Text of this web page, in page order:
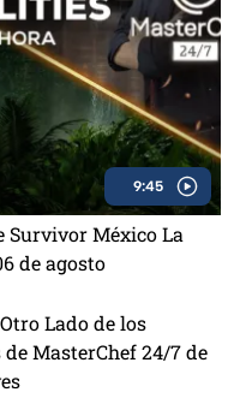
9:45
Survivor México La
de agosto
Lado de los
MasterChef 24/7 de